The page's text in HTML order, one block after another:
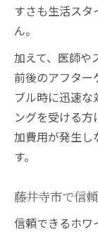
すさも生活ス
ん。
加えて、医師や
前後のアフター
ブル時に迅速
ングを受ける
加費用が発生し
す。
藤井寺市で信
信頼できるホワ